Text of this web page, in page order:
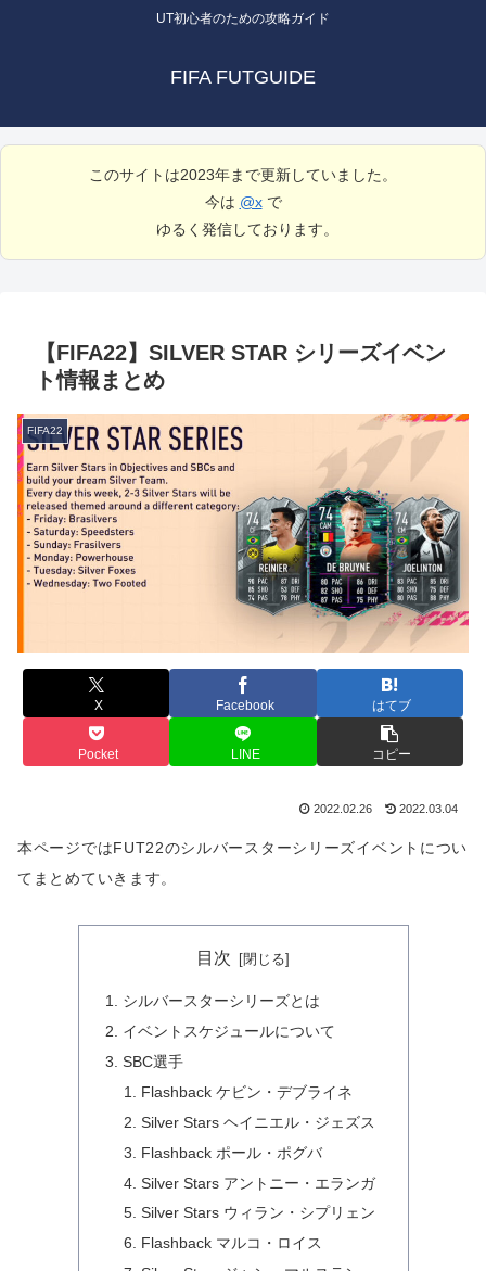
UT初心者のための攻略ガイド
FIFA FUTGUIDE
このサイトは2023年まで更新していました。
今は @xで
ゆるく発信しております。
【FIFA22】SILVER STAR シリーズイベン
ト情報まとめ
FIFA22
X Facebook はてブ
Pocket LINE コピー
2022.02.26 2022.03.04
本ページではFUT22のシルバースターシリーズイベントについ
てまとめていきます。
目次
シルバースターシリーズとは
イベントスケジュールについて
SBC選手
Flashback ケビン・デブライネ
Silver Stars ヘイニエル・ジェズス
Flashback ポール・ポグバ
Silver Stars アントニー・エランガ
Silver Stars ウィラン・シプリェン
Flashback マルコ・ロイス